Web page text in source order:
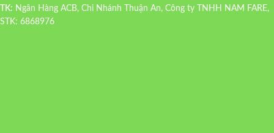
TK: Ngân Hàng ACB, Chi Nhánh Thuận An, Công ty TNHH NAM FARE,
STK: 6868976